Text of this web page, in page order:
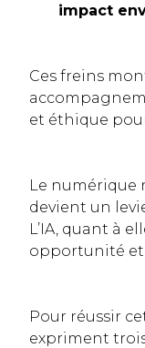
impact
Ces freins
et éthique
Le numérique
devient un
L’IA, quant à
opportunité et
Pour réussir
expriment